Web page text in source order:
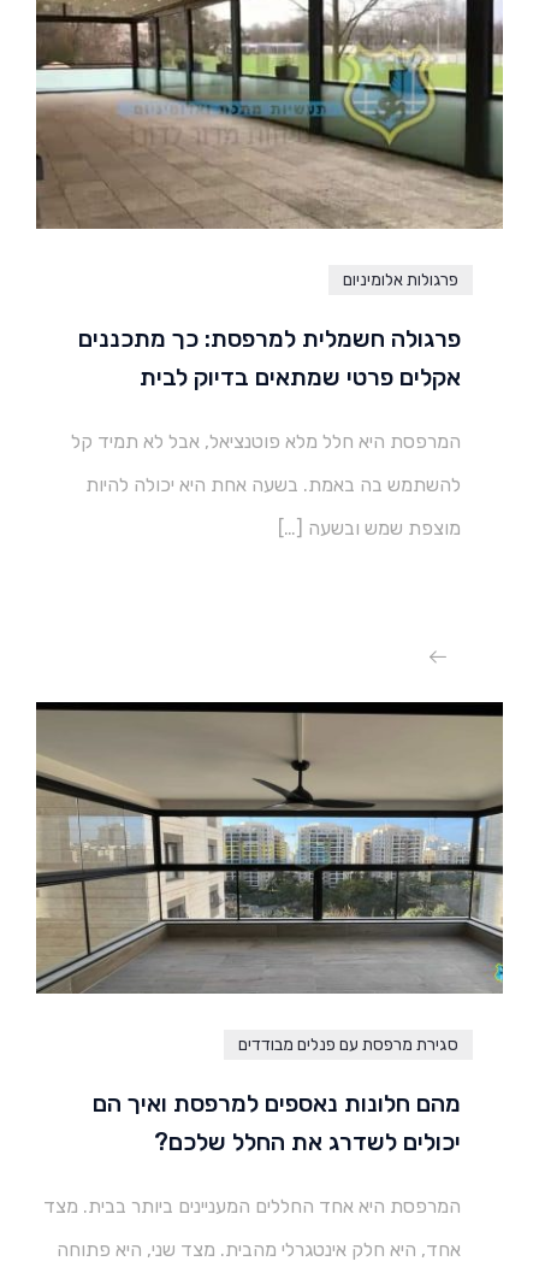
פרגולות אלומיניום
פרגולה חשמלית למרפסת: כך מתכננים
אקלים פרטי שמתאים בדיוק לבית
המרפסת היא חלל מלא פוטנציאל, אבל לא תמיד קל
להשתמש בה באמת. בשעה אחת היא יכולה להיות
מוצפת שמש ובשעה […]
סגירת מרפסת עם פנלים מבודדים
מהם חלונות נאספים למרפסת ואיך הם
יכולים לשדרג את החלל שלכם?
המרפסת היא אחד החללים המעניינים ביותר בבית. מצד
אחד, היא חלק אינטגרלי מהבית. מצד שני, היא פתוחה